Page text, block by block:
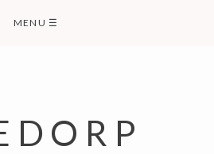
MENU ☰